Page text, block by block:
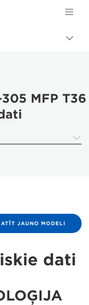
Canon Logo, back to
MFP T36
JAUNO MODELI
dati